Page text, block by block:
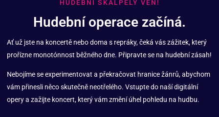
HUDEBNÍ SKALPELY VEN!
Hudební operace začíná.
Ať už jste na koncertě nebo doma s repráky, čeká vás zážitek, který
prořízne monotónnost běžného dne. Připravte se na hudební zásah!
Nebojíme se experimentovat a překračovat hranice žánrů, abychom
vám přinesli něco skutečně neotřelého. Vstupte do naší digitální
opery a zažijte koncert, který vám změní úhel pohledu na hudbu.